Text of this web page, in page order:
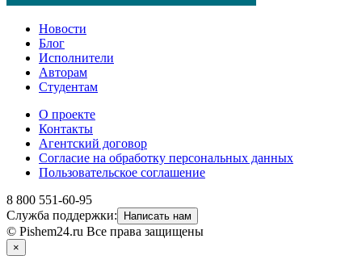
Новости
Блог
Исполнители
Авторам
Студентам
О проекте
Контакты
Агентский договор
Согласие на обработку персональных данных
Пользовательское соглашение
8 800 551-60-95
Служба поддержки:
Написать нам
© Pishem24.ru Все права защищены
×